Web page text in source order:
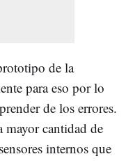
de la
para eso por lo
de los errores.
mayor cantidad de
internos que